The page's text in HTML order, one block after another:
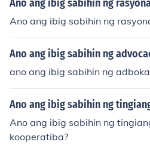
Ano ang ibig sabihin ng
Ano ang ibig sabihin ng
Ano ang ibig sabihin ng
ano ang ibig sabihin ng
Ano ang ibig sabihin ng
Ano ang ibig sabihin ng
kooperatiba?